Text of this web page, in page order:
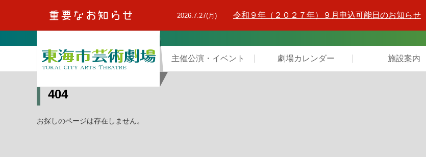
2026.7.27(月) 令和９年（２０２７年）９月申込可能日のお知らせ
主催公演・イベント 劇場カレンダー 施設案内
404
お探しのページは存在しません。